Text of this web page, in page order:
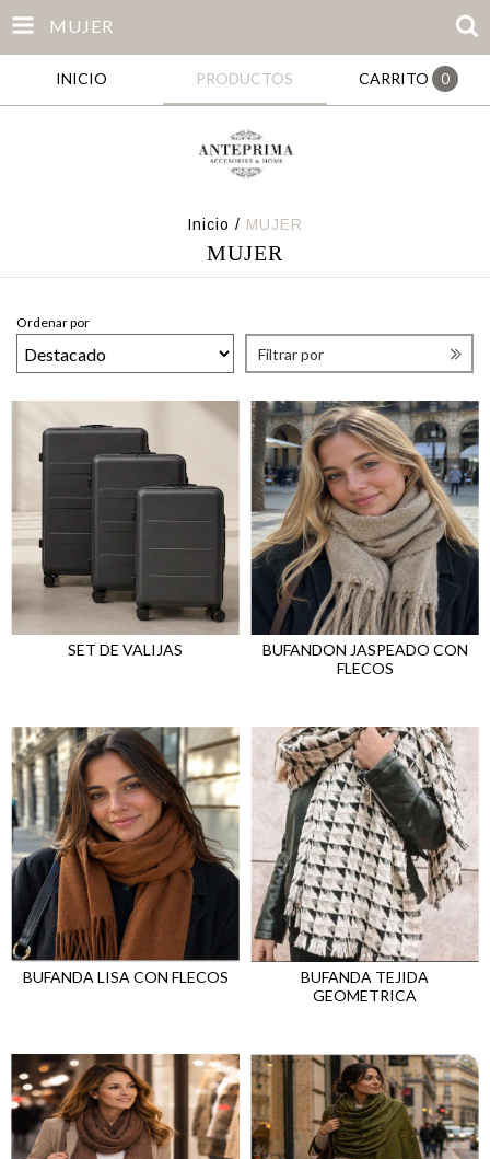
MUJER
INICIO PRODUCTOS CARRITO 0
Inicio / MUJER
MUJER
Ordenar por
Filtrar por
SET DE VALIJAS
BUFANDON JASPEADO CON
FLECOS
BUFANDA LISA CON FLECOS
BUFANDA TEJIDA
GEOMETRICA